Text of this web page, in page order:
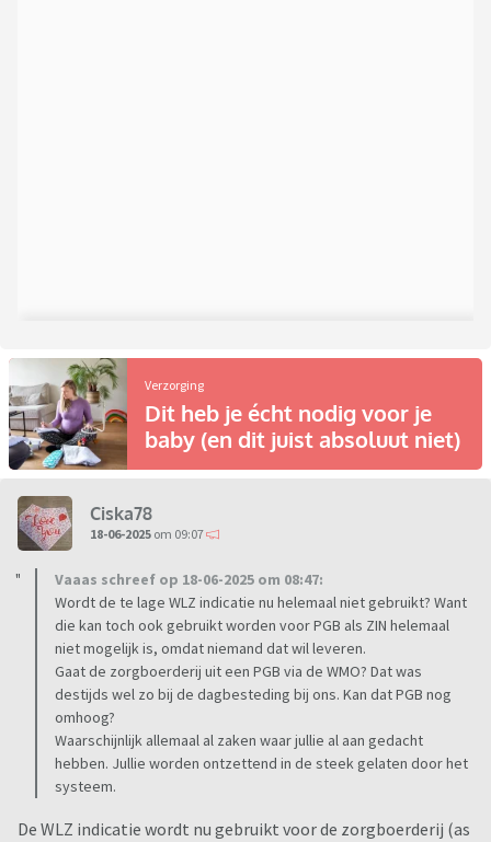
Verzorging
Dit heb je écht nodig voor je
baby (en dit juist absoluut niet)
Ciska78
18-06-2025 om 09:07
Vaaas schreef op 18-06-2025 om 08:47:
Wordt de te lage WLZ indicatie nu helemaal niet gebruikt? Want
die kan toch ook gebruikt worden voor PGB als ZIN helemaal
niet mogelijk is, omdat niemand dat wil leveren.
Gaat de zorgboerderij uit een PGB via de WMO? Dat was
destijds wel zo bij de dagbesteding bij ons. Kan dat PGB nog
omhoog?
Waarschijnlijk allemaal al zaken waar jullie al aan gedacht
hebben. Jullie worden ontzettend in de steek gelaten door het
systeem.
De WLZ indicatie wordt nu gebruikt voor de zorgboerderij (as